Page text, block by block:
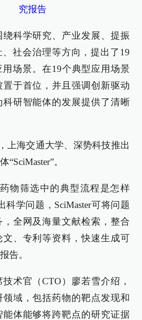
究报告
绕科学研究、产业发展、提振
社会治理等方向，提出了19
场景。在19个典型应用场景
于首位，并且强调创新驱动
研智能体的发展提供了清晰
上海交通大学、深势科技推出
。
物筛选中的典型流程是怎样
科学问题，SciMaster可将问题
全网及海量文献检索，整合
文、专利等资料，快速生成可
告。
术官（CTO）廖若雪介绍，
域，包括药物的靶点发现和
体能够将跨靶点的研究证据